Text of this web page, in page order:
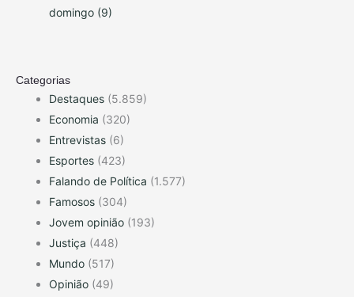
domingo (9)
Categorias
Destaques (5.859)
Economia (320)
Entrevistas (6)
Esportes (423)
Falando de Política (1.577)
Famosos (304)
Jovem opinião (193)
Justiça (448)
Mundo (517)
Opinião (49)